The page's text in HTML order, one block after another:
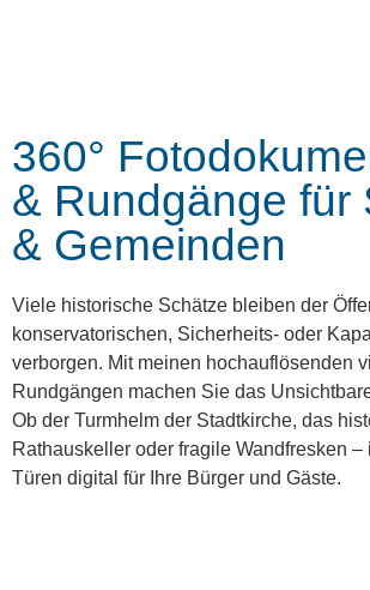
360°
& Rundgänge für
& Gemeinden
Viele historische Schätze bleiben der
konservatorischen, Sicherheits- oder
verborgen. Mit meinen hochauflösenden
Rundgängen machen Sie das
Ob der Turmhelm der Stadtkirche, das
Rathauskeller oder fragile Wandfresken –
Türen digital für Ihre Bürger und Gäste.